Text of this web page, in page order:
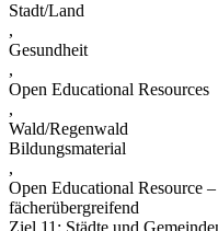
Stadt/Land
,
Gesundheit
,
Open Educational Resources
,
Wald/Regenwald
Bildungsmaterial
,
Open Educational Resource
fächerübergreifend
Ziel 11: Städte und